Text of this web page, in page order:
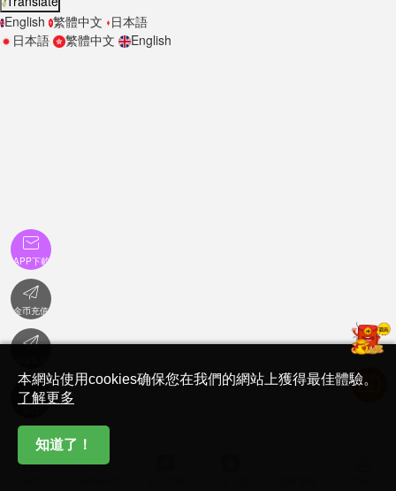
English 繁體中文 日本語
日本語
繁體中文 English
本網站使用cookies确保您在我們的網站上獲得最佳體驗。
了解更多
知道了！

APP下載

金币充值


 